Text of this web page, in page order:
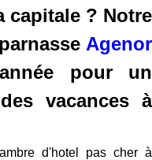
capitale ? Notre
Agenor
pour un
vacances à
d'hotel pas cher à